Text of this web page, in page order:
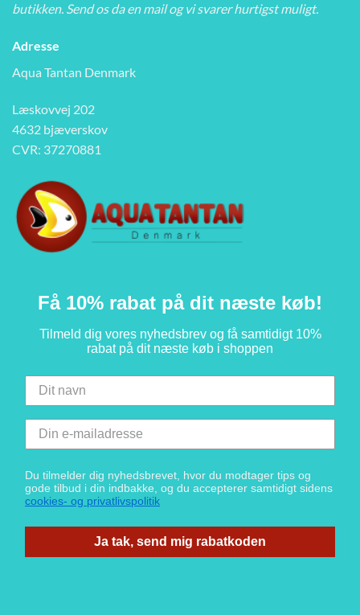
butikken. Send os da en mail og vi svarer hurtigst muligt.
Adresse
Aqua Tantan Denmark
Læskovvej 202
4632 bjæverskov
CVR: 37270881
Få 10% rabat på dit næste køb!
Tilmeld dig vores nyhedsbrev og få samtidigt 10%
rabat på dit næste køb i shoppen
Du tilmelder dig nyhedsbrevet, hvor du modtager tips og
gode tilbud i din indbakke, og du accepterer samtidigt sidens
cookies- og privatlivspolitik
Ja tak, send mig rabatkoden